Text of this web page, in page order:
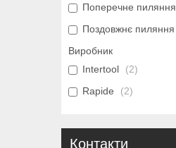
Поперечне пиляння
Поздовжнє пиляння
Виробник
Intertool
2
Rapide
2
Контакти